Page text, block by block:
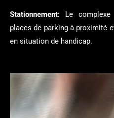
Stationnement:
Le
places de parking à proximité
en situation de handicap.